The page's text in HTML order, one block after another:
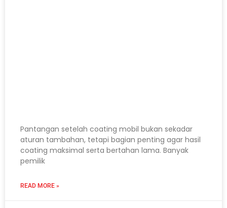
Pantangan setelah coating mobil bukan sekadar
aturan tambahan, tetapi bagian penting agar hasil
coating maksimal serta bertahan lama. Banyak
pemilik
READ MORE »